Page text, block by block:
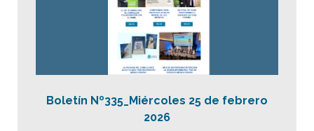
Boletín Nº335_Miércoles 25 de febrero
2026